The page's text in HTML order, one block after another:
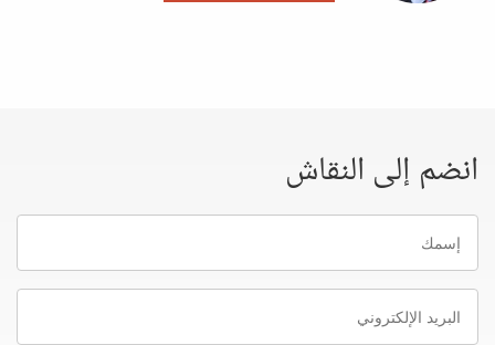
انضم إلى النقاش
إسمك
البريد
الإلكتروني